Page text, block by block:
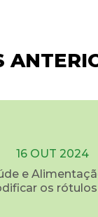
16 OUT 2024
e
os